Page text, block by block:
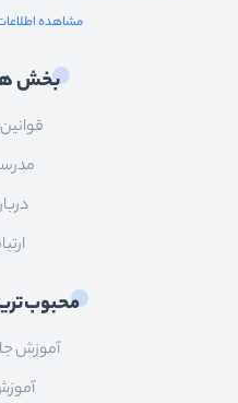
مشاهده
بخش
آموزش